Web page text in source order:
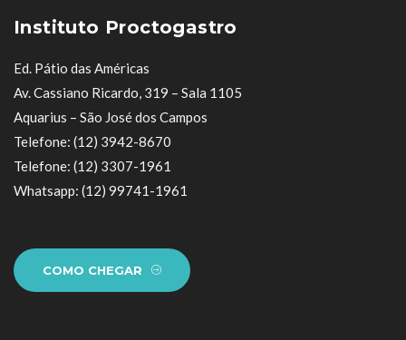
Instituto Proctogastro
Ed. Pátio das Américas
Av. Cassiano Ricardo, 319 – Sala 1105
Aquarius – São José dos Campos
Telefone: (12) 3942-8670
Telefone: (12) 3307-1961
Whatsapp: (12) 99741-1961
COMO CHEGAR